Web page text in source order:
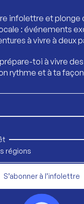
infolettre et plonge
: événements
à vivre à deux
toi à vivre
rythme et à ta
régions
S’abonner à l’infolettre